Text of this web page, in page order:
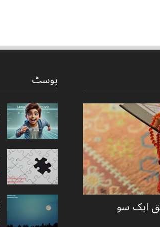
‏ایک ‏سو
پوسٹ